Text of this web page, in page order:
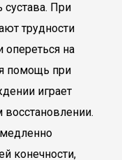
сустава. При
трудности
опереться на
помощь при
играет
конечности,